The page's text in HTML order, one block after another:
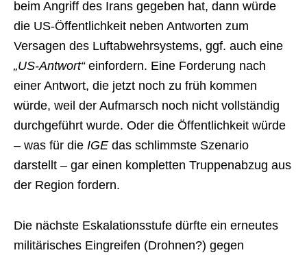
beim Angriff des Irans gegeben hat, dann würde
die US-Öffentlichkeit neben Antworten zum
Versagen des Luftabwehrsystems, ggf. auch eine
„US-Antwort“einfordern. Eine Forderung nach
einer Antwort, die jetzt noch zu früh kommen
würde, weil der Aufmarsch noch nicht vollständig
durchgeführt wurde. Oder die Öffentlichkeit würde
– was für die IGE das schlimmste Szenario
darstellt – gar einen kompletten Truppenabzug aus
der Region fordern.
Die nächste Eskalationsstufe dürfte ein erneutes
militärisches Eingreifen (Drohnen?) gegen